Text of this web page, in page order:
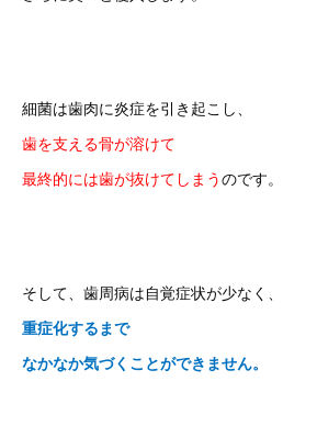
細菌は歯肉に炎症を引き起こし、
歯を支える骨が溶けて
最終的には歯が抜けてしまうのです。
そして、歯周病は自覚症状が少なく、
重症化するまで
なかなか気づくことができません。